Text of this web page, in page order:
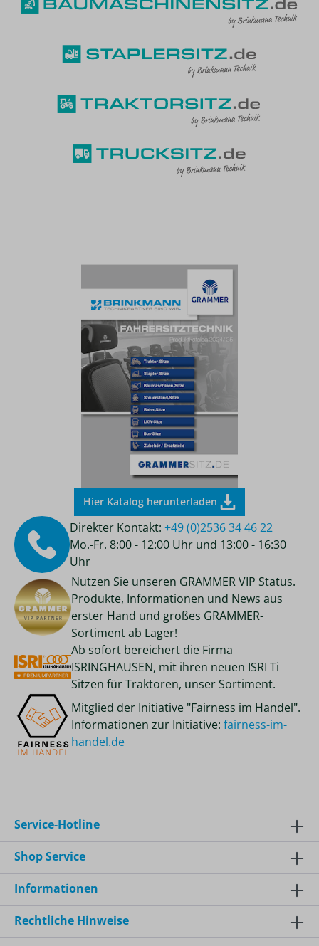
Hier Katalog herunterladen
Direkter Kontakt:+49 (0)2536 34 46 22
Mo.-Fr. 8:00 - 12:00 Uhr und 13:00 - 16:30
Uhr
Nutzen Sie unseren GRAMMER VIP Status.
Produkte, Informationen und News aus
erster Hand und großes GRAMMER-
Sortiment ab Lager!
Ab sofort bereichert die Firma
ISRINGHAUSEN, mit ihren neuen ISRI Ti
Sitzen für Traktoren, unser Sortiment.
Mitglied der Initiative "Fairness im Handel".
Informationen zur Initiative: fairness-im-
handel.de
Service-Hotline
Shop Service
Informationen
Rechtliche Hinweise